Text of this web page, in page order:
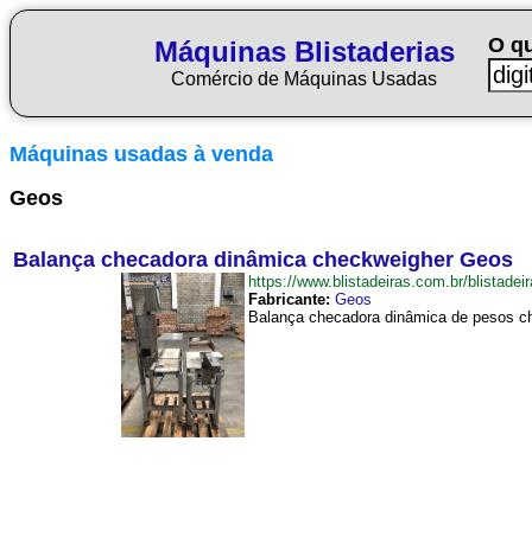
Máquinas Blistaderias
Comércio de Máquinas Usadas
O
Máquinas usadas à venda
Geos
Balança checadora dinâmica checkweigher Geos
https://www.blistadeiras.com.br/
Fabricante: Geos
Balança checadora dinâmica de pesos